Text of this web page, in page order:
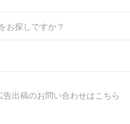
告出稿のお問い合わせはこちら